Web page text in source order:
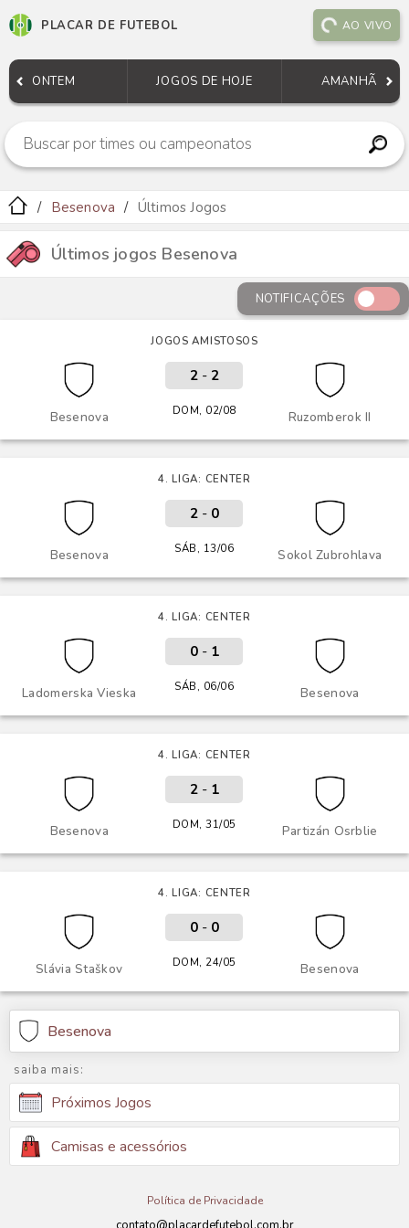
PLACAR DE FUTEBOL AO VIVO
ONTEM JOGOS DE HOJE AMANHÃ
Besenova Últimos Jogos
Últimos jogos Besenova
NOTIFICAÇÕES
JOGOS AMISTOSOS
Besenova Ruzomberok II
2- 2
DOM, 02/08
4. LIGA: CENTER
Besenova Sokol Zubrohlava
2- 0
SÁB, 13/06
4. LIGA: CENTER
Ladomerska Vieska Besenova
0- 1
SÁB, 06/06
4. LIGA: CENTER
Besenova Partizán Osrblie
2- 1
DOM, 31/05
4. LIGA: CENTER
Slávia Staškov Besenova
0- 0
DOM, 24/05
Besenova
saiba mais:
Próximos Jogos
Camisas e acessórios
Política de Privacidade